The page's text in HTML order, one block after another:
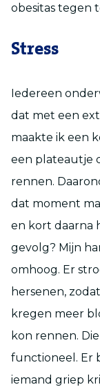
obesitas tegen
Stress
Iedereen
dat met een
maakte ik een
een plateautje
rennen.
dat moment
en kort daarna
gevolg? Mijn
omhoog. Er
hersenen,
kregen meer
kon rennen.
functioneel. Er
iemand griep